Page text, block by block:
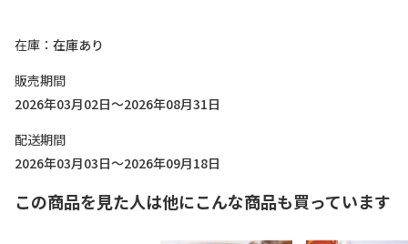
在庫
在庫あり
販売期間
2026年03月02日～2026年08月31日
配送期間
2026年03月03日～2026年09月18日
この商品を見た人は他にこんな商品も買っています